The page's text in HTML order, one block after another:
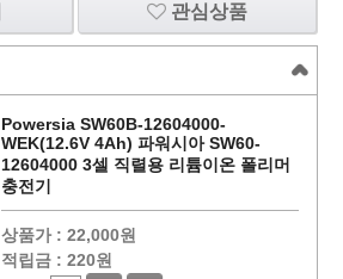
관심상품
Powersia SW60B-12604000-
WEK(12.6V 4Ah) 파워시아 SW60-
12604000 3셀 직렬용 리튬이온 폴리머
충전기
상품가 : 22,000원
적립금 : 220원